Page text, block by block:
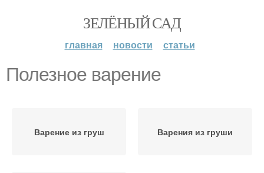
ЗЕЛЁНЫЙ САД
главная новости статьи
Полезное варение
Варение из груш Варения из груши